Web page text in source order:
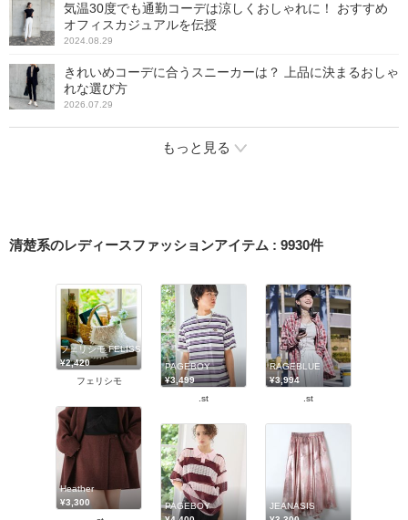
気温30度でも通勤コーデは涼しくおしゃれに！ おすすめ
オフィスカジュアルを伝授
2024.08.29
きれいめコーデに合うスニーカーは？ 上品に決まるおしゃ
れな選び方
2026.07.29
もっと見る
清楚系のレディースファッションアイテム : 9930件
フェリシモ FELISSIMO
¥2,420
フェリシモ
PAGEBOY
¥3,499
.st
RAGEBLUE
¥3,994
.st
Heather
¥3,300
PAGEBOY
JEANASIS